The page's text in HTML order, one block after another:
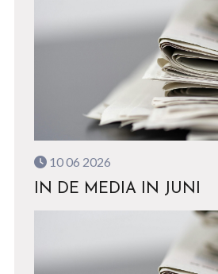
10 06 2026
IN DE MEDIA IN JUNI